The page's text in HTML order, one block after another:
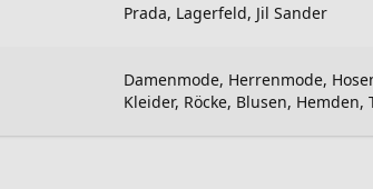
Prada, Lagerfeld, Jil Sander
Damenmode, Herrenmode,
Kleider, Röcke, Blusen, Hemden,